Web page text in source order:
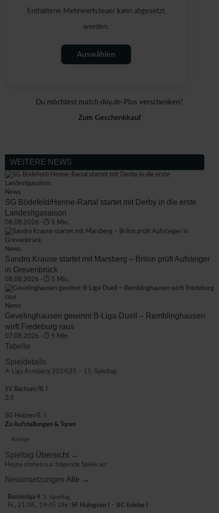
Enthaltene Mehrwertsteuer kann abgesetzt
werden.
Auswählen
Du möchtest match-day.de-Plus verschenken?
Zum Geschenkkauf
WEITERE NEWS
News
SG Bödefeld/Henne-Rartal startet mit Derby in die erste
Landesligasaison
08.08.2026 · ⏱ 5 Min.
News
Sandro Krause startet mit Marsberg – Brilon prüft Aufsteiger
in Grevenbrück
08.08.2026 · ⏱ 5 Min.
News
Gevelinghausen gewinnt B-Liga-Duell – Remblinghausen
wirft Fredeburg raus
07.08.2026 · ⏱ 5 Min.
Tabelle
Spieldetails
A-Liga Arnsberg 2024|25 – 15. Spieltag
SV Bachum/B. I
2:1
SG Holzen/E. I
Zu Aufstellungen & Toren
Anzeige
Spieltag Übersicht →
Heute stehen u.a. folgende Spiele an:
Neuansetzungen Alle →
Bezirksliga 4 , 3. Spieltag
Fr., 21.08., 19:45 Uhr: SF Hüingsen I – BC Eslohe I